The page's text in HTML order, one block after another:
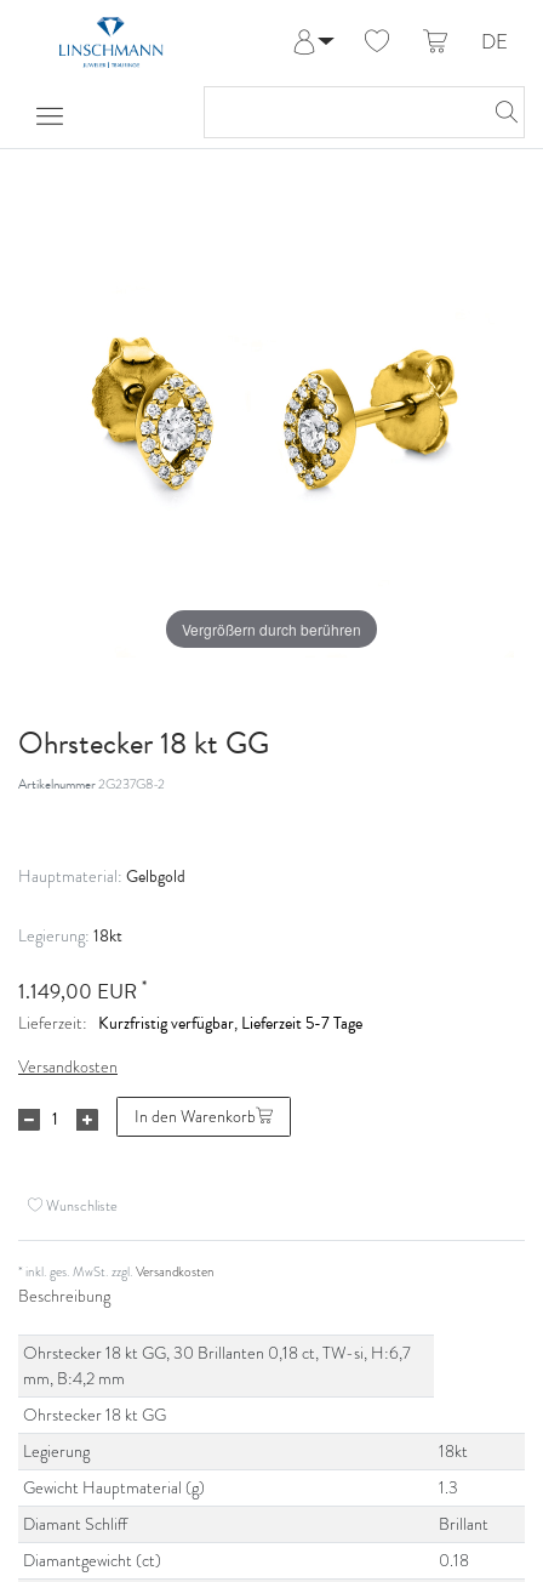
Meine Bestellungen
DE
Vergrößern durch berühren
Ohrstecker 18 kt GG
Artikelnummer2G237G8-2
Hauptmaterial: Gelbgold
Legierung: 18kt
1.149,00 EUR *
Lieferzeit: Kurzfristig verfügbar, Lieferzeit 5-7 Tage
Versandkosten
In den Warenkorb
Wunschliste
* inkl. ges. MwSt. zzgl.Versandkosten
Beschreibung
Ohrstecker 18 kt GG, 30 Brillanten 0,18 ct, TW-si, H:6,7
mm, B:4,2 mm
Ohrstecker 18 kt GG
Legierung
18kt
Gewicht Hauptmaterial (g)
1.3
Diamant Schliff
Brillant
Diamantgewicht (ct)
0.18